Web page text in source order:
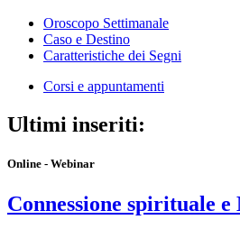
Oroscopo Settimanale
Caso e Destino
Caratteristiche dei Segni
Corsi e appuntamenti
Ultimi inseriti:
Online - Webinar
Connessione spirituale